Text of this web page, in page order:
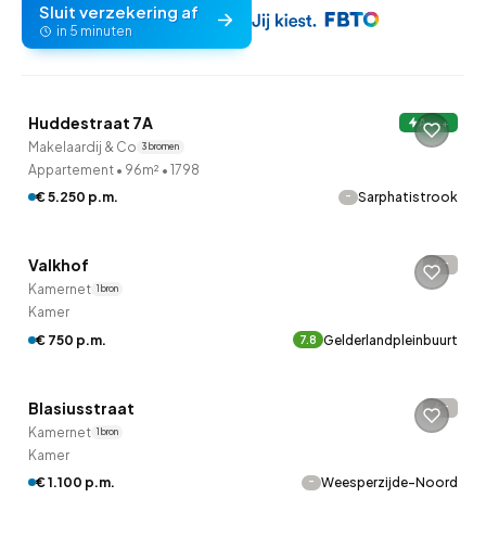
Sluit verzekering af
in 5 minuten
7 uur geleden ontdekt
Huddestraat 7A A+++
Makelaardij & Co 3 bronnen
Appartement • 96m² • 1798
€ 5.250 p.m.
- Sarphatistrook
7 uur geleden ontdekt
Betaald reageren
Valkhof -
Kamernet 1 bron
Kamer
€ 750 p.m.
7.8 Gelderlandpleinbuurt
7 uur geleden ontdekt
Betaald reageren
Blasiusstraat -
Kamernet 1 bron
Kamer
€ 1.100 p.m.
- Weesperzijde-Noord
Betaald reageren